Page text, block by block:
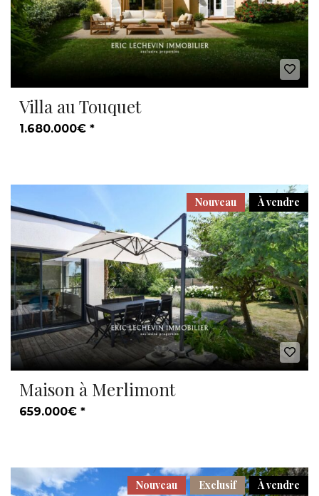
Villa au Touquet
1.680.000€ *
À vendre
Nouveau
Maison à Merlimont
659.000€ *
À vendre
Exclusif
Nouveau